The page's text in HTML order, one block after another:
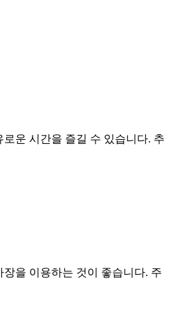
운 시간을 즐길 수 있습니다. 추
을 이용하는 것이 좋습니다. 주